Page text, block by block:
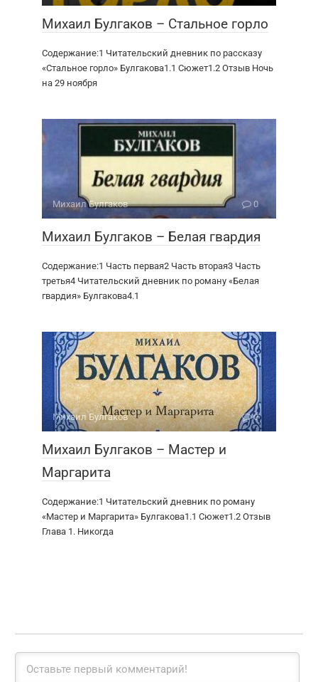
Михаил Булгаков – Стальное горло
Содержание:1 Читательский дневник по рассказу
«Стальное горло» Булгакова1.1 Сюжет1.2 Отзыв Ночь
на 29 ноября
Михаил Булгаков 0
Михаил Булгаков – Белая гвардия
Содержание:1 Часть первая2 Часть вторая3 Часть
третья4 Читательский дневник по роману «Белая
гвардия» Булгакова4.1
Михаил Булгаков 0
Михаил Булгаков – Мастер и
Маргарита
Содержание:1 Читательский дневник по роману
«Мастер и Маргарита» Булгакова1.1 Сюжет1.2 Отзыв
Глава 1. Никогда